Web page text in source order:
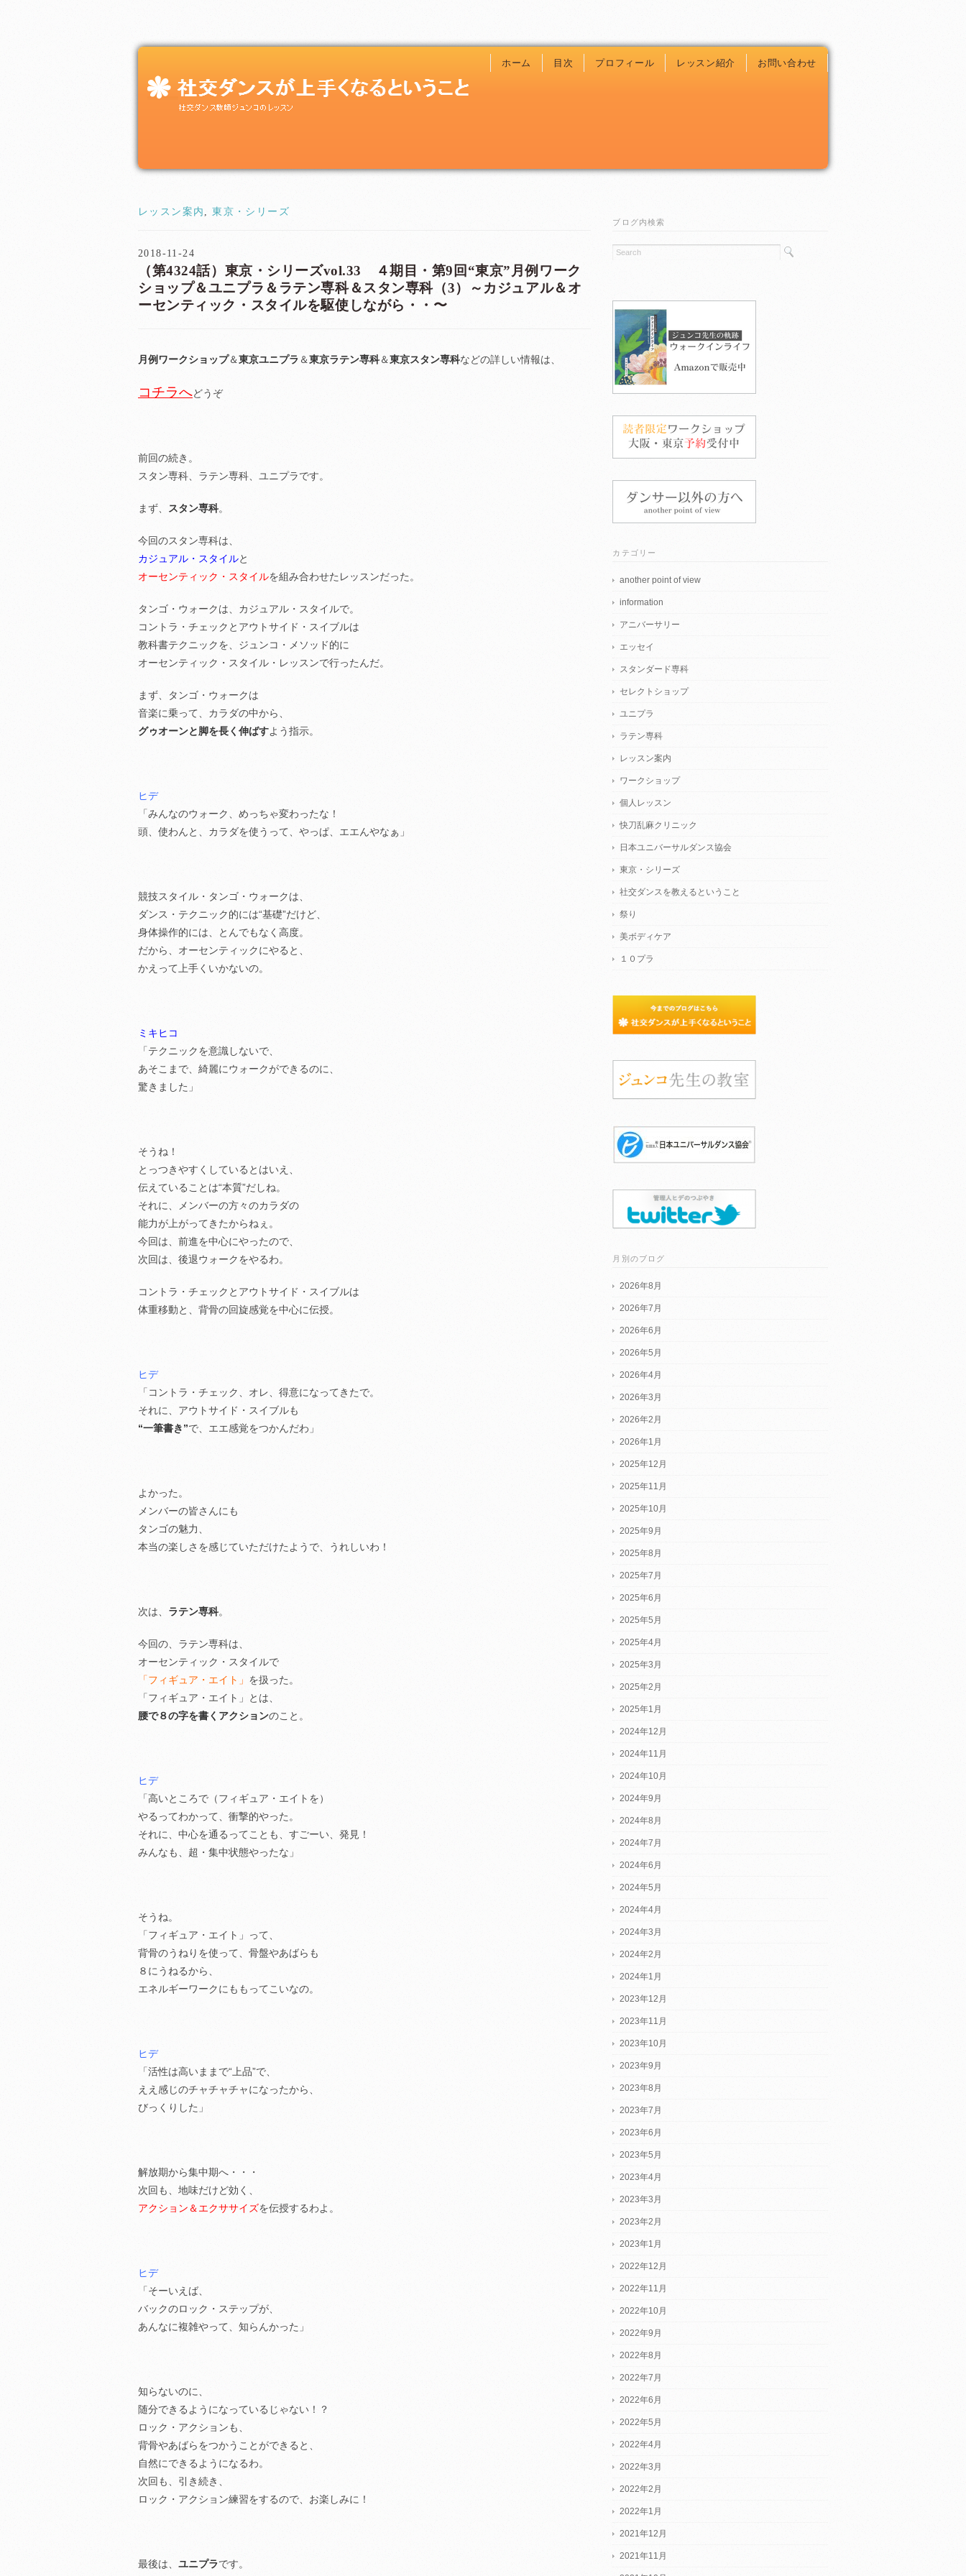
ホーム 目次 プロフィール レッスン紹介 お問い合わせ
レッスン案内 ,東京・シリーズ
2018-11-24
（第4324話）東京・シリーズvol.33 ４期目・第9回“東京”月例ワーク
ショップ＆ユニプラ＆ラテン専科＆スタン専科（3）～カジュアル＆オ
ーセンティック・スタイルを駆使しながら・・〜
月例ワークショップ＆東京ユニプラ ＆東京ラテン専科＆東京スタン専科などの詳しい情報は、
コチラへどうぞ
前回の続き。
スタン専科、ラテン専科、ユニプラです。
まず、 スタン専科。
今回のスタン専科は、
カジュアル・スタイルと
オーセンティック・スタイルを組み合わせたレッスンだった。
タンゴ・ウォークは、カジュアル・スタイルで。
コントラ・チェックとアウトサイド・スイブルは
教科書テクニックを、ジュンコ・メソッド的に
オーセンティック・スタイル・レッスンで行ったんだ。
まず、タンゴ・ウォークは
音楽に乗って、カラダの中から、
グゥオーンと脚を長く伸ばすよう指示。
ヒデ
「みんなのウォーク、めっちゃ変わったな！
頭、使わんと、カラダを使うって、やっぱ、エエんやなぁ」
競技スタイル・タンゴ・ウォークは、
ダンス・テクニック的には“基礎”だけど、
身体操作的には、とんでもなく高度。
だから、オーセンティックにやると、
かえって上手くいかないの。
ミキヒコ
「テクニックを意識しないで、
あそこまで、綺麗にウォークができるのに、
驚きました」
そうね！
とっつきやすくしているとはいえ、
伝えていることは“本質”だしね。
それに、メンバーの方々のカラダの
能力が上がってきたからねぇ。
今回は、前進を中心にやったので、
次回は、後退ウォークをやるわ。
コントラ・チェックとアウトサイド・スイブルは
体重移動と、背骨の回旋感覚を中心に伝授。
ヒデ
「コントラ・チェック、オレ、得意になってきたで。
それに、アウトサイド・スイブルも
“一筆書き”で、エエ感覚をつかんだわ」
よかった。
メンバーの皆さんにも
タンゴの魅力、
本当の楽しさを感じていただけたようで、うれしいわ！
次は、 ラテン専科。
今回の、ラテン専科は、
オーセンティック・スタイルで
「フィギュア・エイト」 を扱った。
「フィギュア・エイト」とは、
腰で８の字を書くアクションのこと。
ヒデ
「高いところで（フィギュア・エイトを）
やるってわかって、衝撃的やった。
それに、中心を通るってことも、すごーい、発見！
みんなも、超・集中状態やったな」
そうね。
「フィギュア・エイト」って、
背骨のうねりを使って、骨盤やあばらも
８にうねるから、
エネルギーワークにももってこいなの。
ヒデ
「活性は高いままで“上品”で、
ええ感じのチャチャチャになったから、
びっくりした」
解放期から集中期へ・・・
次回も、地味だけど効く、
アクション＆エクササイズを伝授するわよ。
ヒデ
「そーいえば、
バックのロック・ステップが、
あんなに複雑やって、知らんかった」
知らないのに、
随分できるようになっているじゃない！？
ロック・アクションも、
背骨やあばらをつかうことができると、
自然にできるようになるわ。
次回も、引き続き、
ロック・アクション練習をするので、お楽しみに！
最後は、 ユニプラです。
ブログ内検索
カテゴリー
another point of view
information
アニバーサリー
エッセイ
スタンダード専科
セレクトショップ
ユニプラ
ラテン専科
レッスン案内
ワークショップ
個人レッスン
快刀乱麻クリニック
日本ユニバーサルダンス協会
東京・シリーズ
社交ダンスを教えるということ
祭り
美ボディケア
１０プラ
月別のブログ
2026年8月
2026年7月
2026年6月
2026年5月
2026年4月
2026年3月
2026年2月
2026年1月
2025年12月
2025年11月
2025年10月
2025年9月
2025年8月
2025年7月
2025年6月
2025年5月
2025年4月
2025年3月
2025年2月
2025年1月
2024年12月
2024年11月
2024年10月
2024年9月
2024年8月
2024年7月
2024年6月
2024年5月
2024年4月
2024年3月
2024年2月
2024年1月
2023年12月
2023年11月
2023年10月
2023年9月
2023年8月
2023年7月
2023年6月
2023年5月
2023年4月
2023年3月
2023年2月
2023年1月
2022年12月
2022年11月
2022年10月
2022年9月
2022年8月
2022年7月
2022年6月
2022年5月
2022年4月
2022年3月
2022年2月
2022年1月
2021年12月
2021年11月